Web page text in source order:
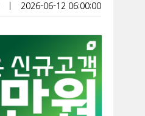
2026-06-12 06:00:00